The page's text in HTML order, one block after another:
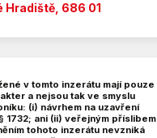
Hradiště, 686 01
v tomto inzerátu mají pouze
a nejsou tak ve smyslu
(i) návrhem na uzavření
1732; ani (ii) veřejným příslibem
tohoto inzerátu nevzniká